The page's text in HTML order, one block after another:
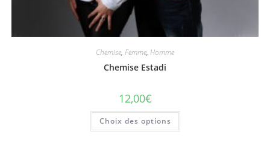
Chemise, Femme, Homme
Chemise Estadi
12,00€
Choix des options